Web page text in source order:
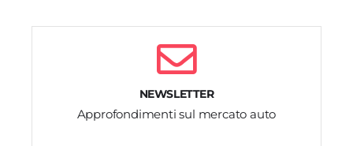
NEWSLETTER
Approfondimenti sul mercato auto